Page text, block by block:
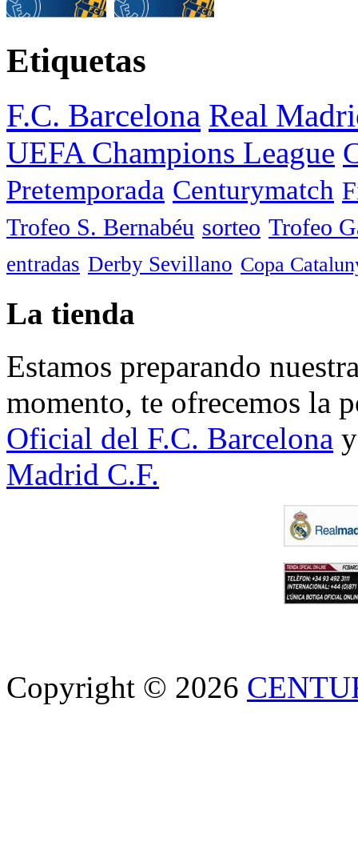
Etiquetas
F.C. Barcelona Real
UEFA Champions League
Pretemporada Centurymatch
Trofeo S. Bernabéu sorteo Trofeo
entradas Derby Sevillano Copa
La tienda
Estamos preparando
momento, te ofrecemos la
Oficial del F.C. Barcelona
Madrid C.F.
Copyright © 2026